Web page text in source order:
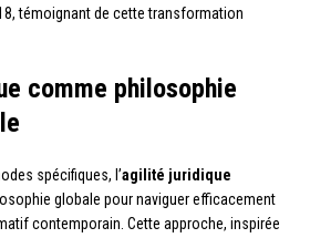
témoignant de cette transformation
comme philosophie
spécifiques, l’agilité juridique
globale pour naviguer efficacement
contemporain. Cette approche, inspirée